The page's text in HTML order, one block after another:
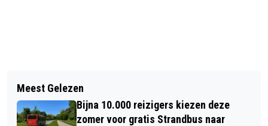
ZANDVOORT OPNIEUW ‘THE PLACE TO
BE’
BLOEMENDAAL: FIETSER NA VAL
GEWOND AAN HOOFD
Meest Gelezen
Bijna 10.000 reizigers kiezen deze
zomer voor gratis Strandbus naar